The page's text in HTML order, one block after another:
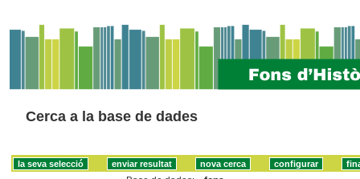
Cerca a la base de dades